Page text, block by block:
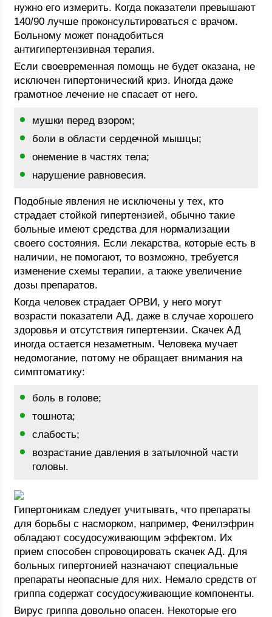
нужно его измерить. Когда показатели превышают
140/90 лучше проконсультироваться с врачом.
Больному может понадобиться
антигипертензивная терапия.
Если своевременная помощь не будет оказана, не
исключен гипертонический криз. Иногда даже
грамотное лечение не спасает от него.
мушки перед взором;
боли в области сердечной мышцы;
онемение в частях тела;
нарушение равновесия.
Подобные явления не исключены у тех, кто
страдает стойкой гипертензией, обычно такие
больные имеют средства для нормализации
своего состояния. Если лекарства, которые есть в
наличии, не помогают, то возможно, требуется
изменение схемы терапии, а также увеличение
дозы препаратов.
Когда человек страдает ОРВИ, у него могут
возрасти показатели АД, даже в случае хорошего
здоровья и отсутствия гипертензии. Скачек АД
иногда остается незаметным. Человека мучает
недомогание, потому не обращает внимания на
симптоматику:
боль в голове;
тошнота;
слабость;
возрастание давления в затылочной части
головы.
Гипертоникам следует учитывать, что препараты
для борьбы с насморком, например, Фенилэфрин
обладают сосудосуживающим эффектом. Их
прием способен спровоцировать скачек АД. Для
больных гипертонией назначают специальные
препараты неопасные для них. Немало средств от
гриппа содержат сосудосуживающие компоненты.
Вирус гриппа довольно опасен. Некоторые его